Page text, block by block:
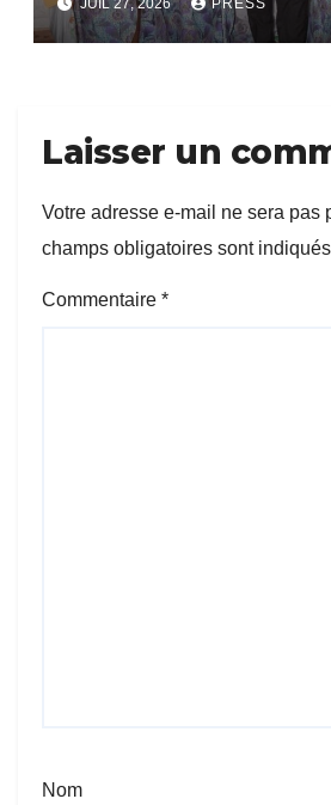
JUIL 27, 2026 PRESS
Laisser un
Votre adresse e-mail ne sera pas
champs obligatoires sont
Commentaire *
Nom